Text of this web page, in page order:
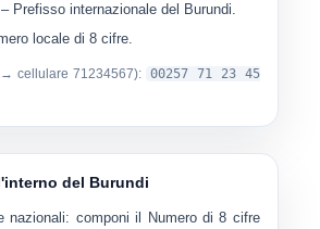
– Prefisso internazionale del Burundi.
locale di 8 cifre.
cellulare 71234567): 00257 71 23 45
del Burundi
nazionali: componi il
Numero di 8 cifre